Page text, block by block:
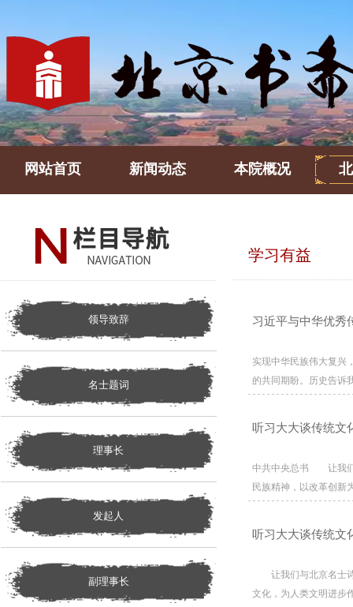
网站首页 新闻动态 本院概况
领导致辞
名士题词
理事长
发起人
副理事长
学习有益
习近平与中华优秀
实现中华民族伟大复兴
的共同期盼。历史告诉
听习大大谈传统文
中共中央总书 让我们
民族精神，以改革创
听习大大谈传统文
让我们与北京名士诗
文化，为人类文明进步